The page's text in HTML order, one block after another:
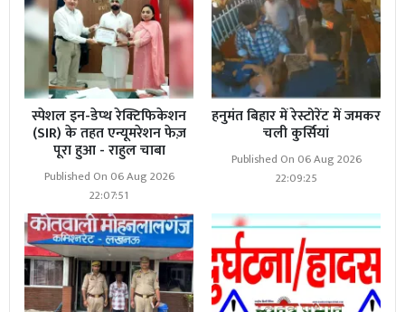
स्पेशल इन-डेप्थ रेक्टिफिकेशन
(SIR) के तहत एन्यूमरेशन फेज़
पूरा हुआ - राहुल चाबा
Published On 06 Aug 2026
22:07:51
हनुमंत बिहार में रेस्टोरेंट में जमकर
चली कुर्सियां
Published On 06 Aug 2026
22:09:25